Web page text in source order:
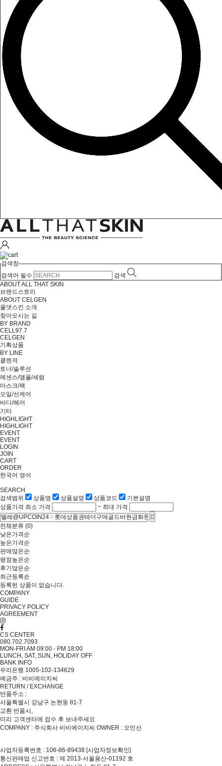
검색창
검색어 필수
검색
ABOUT ALL THAT SKIN
브랜드스토리
ABOUT CELGEN
올댓스킨 소개
찾아오시는 길
BY BRAND
CELL97.7
CELGEN
기획상품
BY LINE
클렌져
토너/솔루션
에센스/앰플/세럼
마스크/팩
오일/선케어
바디/헤어
기타
HIGHLIGHT
HIGHLIGHT
EVENT
EVENT
LOGIN
JOIN
CART
ORDER
한국어 영어
SEARCH
검색범위
상품명 상품설명 상품코드
기본설명
상품가격 최소 가격 ~ 최대 가격
전체분류 (0)
낮은가격순
높은가격순
판매많은순
평점높은순
후기많은순
최근등록순
등록된 상품이 없습니다.
COMPANY
GUIDE
PRIVACY POLICY
AGREEMENT
CS CENTER
080.702.7093
MON-FRI AM 09:00 - PM 18:00
LUNCH, SAT, SUN, HOLIDAY OFF
BANK INFO
우리은행 1005-102-134629
예금주 : 비비에이치씨
RETURN / EXCHANGE
반품주소 :
서울특별시 강남구 논현동 81-7
교환 반품시,
미리 고객센터에 접수 후 보내주세요
COMPANY : 주식회사 비비에이치씨 OWNER : 오민선
사업자등록번호 : 106-86-89438 [사업자정보확인]
통신판매업 신고번호 : 제 2013-서울용산-01192 호